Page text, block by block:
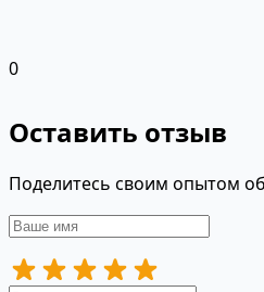
0
Оставить отзыв
Поделитесь своим опытом